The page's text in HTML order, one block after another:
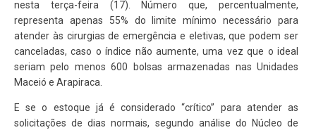
nesta terça-feira (17). Número que, percentualmente,
representa apenas 55% do limite mínimo necessário para
atender às cirurgias de emergência e eletivas, que podem ser
canceladas, caso o índice não aumente, uma vez que o ideal
seriam pelo menos 600 bolsas armazenadas nas Unidades
Maceió e Arapiraca.
E se o estoque já é considerado “crítico” para atender as
solicitações de dias normais, segundo análise do Núcleo de